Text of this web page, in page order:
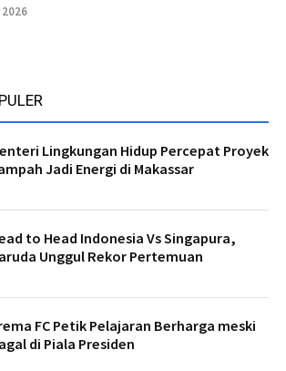
Lingkungan Hidup Percepat Proyek
Jadi Energi di Makassar
to Head Indonesia Vs Singapura,
Unggul Rekor Pertemuan
FC Petik Pelajaran Berharga meski
di Piala Presiden